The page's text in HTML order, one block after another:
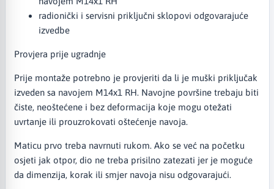
radionički i servisni priključni sklopovi odgovarajuće
izvedbe
Provjera prije ugradnje
Prije montaže potrebno je provjeriti da li je muški priključak
izveden sa navojem M14x1 RH. Navojne površine trebaju biti
čiste, neoštećene i bez deformacija koje mogu otežati
uvrtanje ili prouzrokovati oštećenje navoja.
Maticu prvo treba navrnuti rukom. Ako se već na početku
osjeti jak otpor, dio ne treba prisilno zatezati jer je moguće
da dimenzija, korak ili smjer navoja nisu odgovarajući.